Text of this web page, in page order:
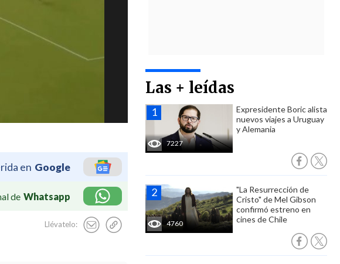
en Google
de Whatsapp
Llévatelo:
Las + leídas
7227
Expresidente Boric alista
nuevos viajes a Uruguay
y Alemania
4760
"La Resurrección de
Cristo" de Mel Gibson
confirmó estreno en
cines de Chile